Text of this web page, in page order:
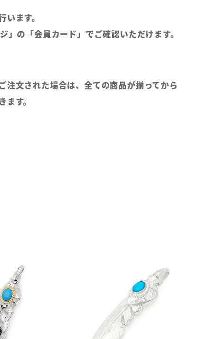
ます。
の「会員カード」でご確認いただけます。
注文された場合は、全ての商品が揃ってから
す。